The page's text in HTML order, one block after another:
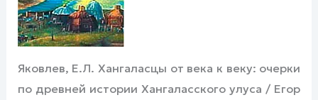
Яковлев, Е.Л. Хангаласцы от века к веку: очерки
по древней истории Хангаласского улуса / Егор